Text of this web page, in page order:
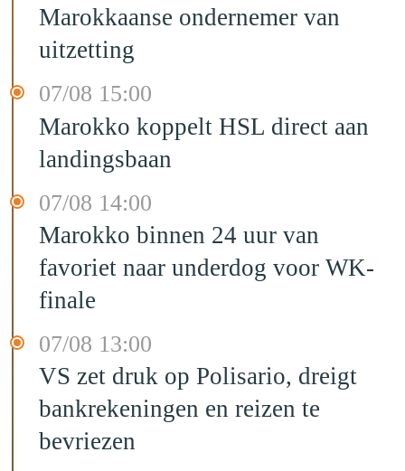
Marokkaanse ondernemer van
uitzetting
07/08 15:00
Marokko koppelt HSL direct aan
landingsbaan
07/08 14:00
Marokko binnen 24 uur van
favoriet naar underdog voor WK-
finale
07/08 13:00
VS zet druk op Polisario, dreigt
bankrekeningen en reizen te
bevriezen